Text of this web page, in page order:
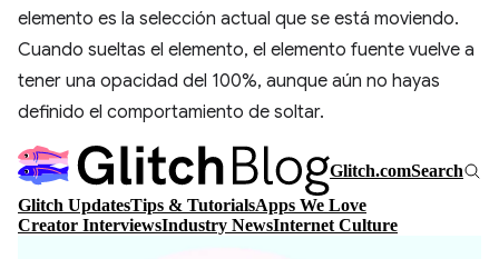
elemento es la selección actual que se está moviendo.
Cuando sueltas el elemento, el elemento fuente vuelve a
tener una opacidad del 100%, aunque aún no hayas
definido el comportamiento de soltar.